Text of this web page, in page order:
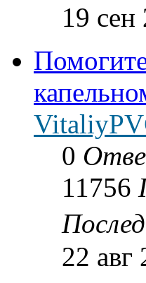
19
0
11756
22 авг